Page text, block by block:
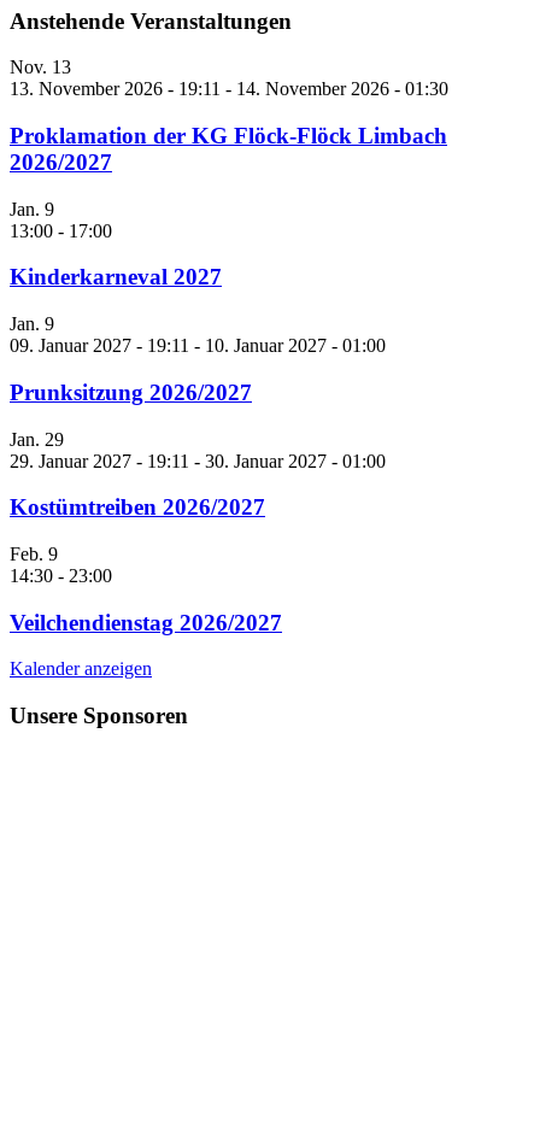
Anstehende Veranstaltungen
Nov. 13
13. November 2026 - 19:11 - 14. November 2026 - 01:30
Proklamation der KG Flöck-Flöck Limbach
2026/2027
Jan. 9
13:00 - 17:00
Kinderkarneval 2027
Jan. 9
09. Januar 2027 - 19:11 - 10. Januar 2027 - 01:00
Prunksitzung 2026/2027
Jan. 29
29. Januar 2027 - 19:11 - 30. Januar 2027 - 01:00
Kostümtreiben 2026/2027
Feb. 9
14:30 - 23:00
Veilchendienstag 2026/2027
Kalender anzeigen
Unsere Sponsoren